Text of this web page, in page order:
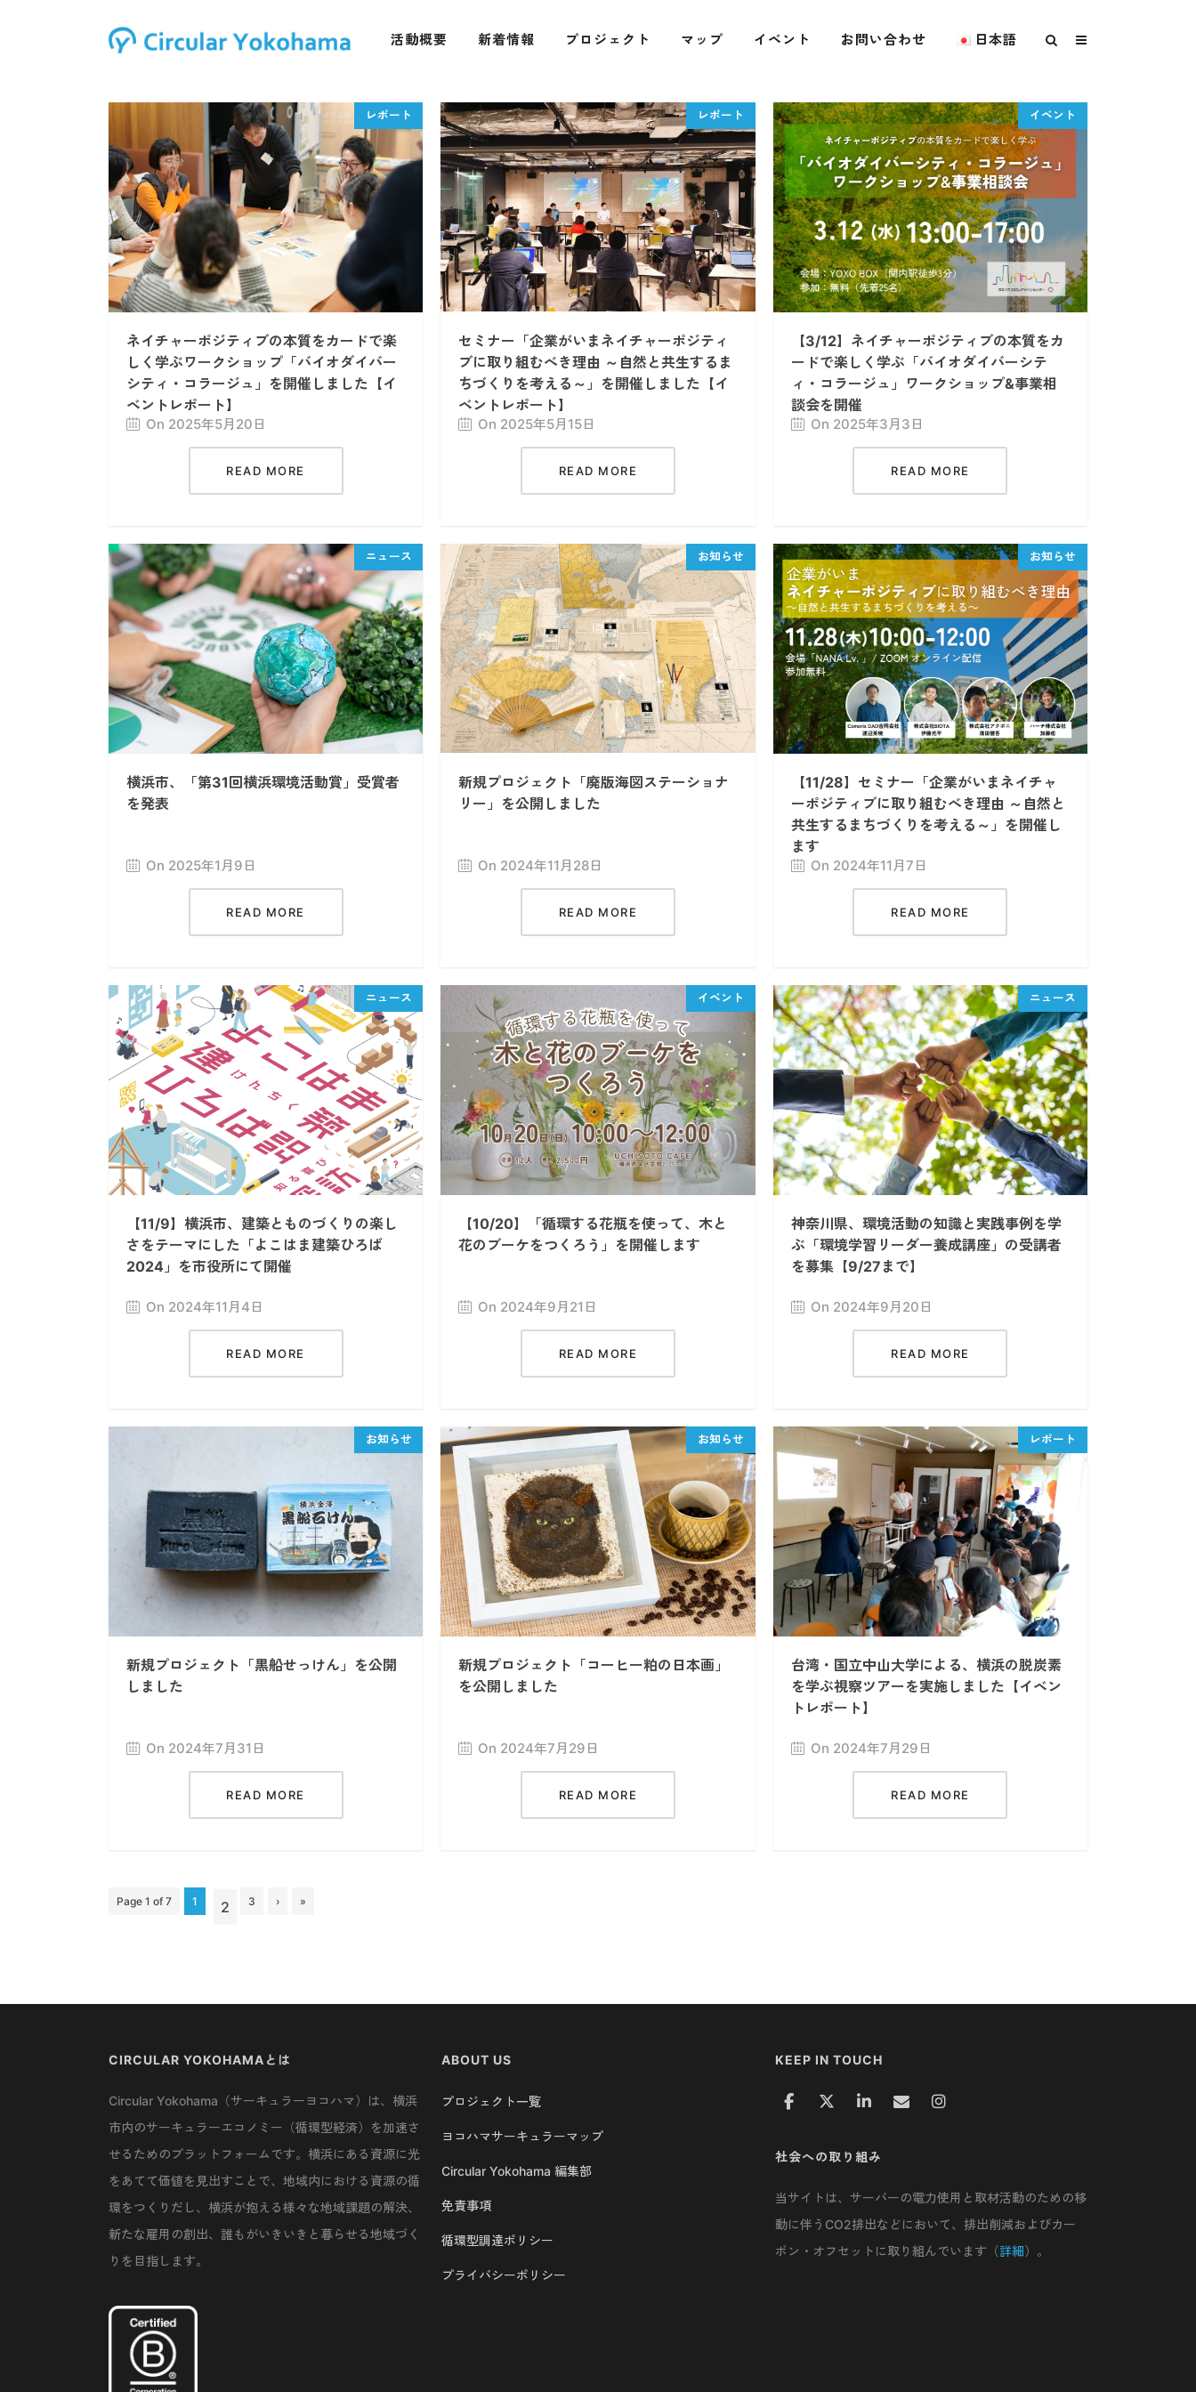
活動概要 新着情報 プロジェクト マップ イベント お問い合わせ 日本語
ネイチャーポジティブの本質をカードで楽
しく学ぶワークショップ「バイオダイバー
シティ・コラージュ」を開催しました【イ
ベントレポート】
On 2025年5月20日
READ MORE
セミナー「企業がいまネイチャーポジティ
ブに取り組むべき理由 ～自然と共生するま
ちづくりを考える～」を開催しました【イ
ベントレポート】
On 2025年5月15日
READ MORE
【3/12】ネイチャーポジティブの本質をカ
ードで楽しく学ぶ「バイオダイバーシテ
ィ・コラージュ」ワークショップ&事業相
談会を開催
On 2025年3月3日
READ MORE
横浜市、「第31回横浜環境活動賞」受賞者
を発表
On 2025年1月9日
READ MORE
新規プロジェクト「廃版海図ステーショナ
リー」を公開しました
On 2024年11月28日
READ MORE
【11/28】セミナー「企業がいまネイチャ
ーポジティブに取り組むべき理由 ～自然と
共生するまちづくりを考える～」を開催し
ます
On 2024年11月7日
READ MORE
【11/9】横浜市、建築とものづくりの楽し
さをテーマにした「よこはま建築ひろば
2024」を市役所にて開催
On 2024年11月4日
READ MORE
【10/20】「循環する花瓶を使って、木と
花のブーケをつくろう」を開催します
On 2024年9月21日
READ MORE
神奈川県、環境活動の知識と実践事例を学
ぶ「環境学習リーダー養成講座」の受講者
を募集【9/27まで】
On 2024年9月20日
READ MORE
新規プロジェクト「黒船せっけん」を公開
しました
On 2024年7月31日
READ MORE
新規プロジェクト「コーヒー粕の日本画」
を公開しました
On 2024年7月29日
READ MORE
台湾・国立中山大学による、横浜の脱炭素
を学ぶ視察ツアーを実施しました【イベン
トレポート】
On 2024年7月29日
READ MORE
Page 1 of 7 1 2 3 › »
CIRCULAR YOKOHAMAとは
Circular Yokohama（サーキュラーヨコハマ）は、横浜
市内のサーキュラーエコノミー（循環型経済）を加速さ
せるためのプラットフォームです。横浜にある資源に光
をあてて価値を見出すことで、地域内における資源の循
環をつくりだし、横浜が抱える様々な地域課題の解決、
新たな雇用の創出、誰もがいきいきと暮らせる地域づく
りを目指します。
ABOUT US
プロジェクト一覧
ヨコハマサーキュラーマップ
Circular Yokohama 編集部
免責事項
循環型調達ポリシー
プライバシーポリシー
KEEP IN TOUCH
社会への取り組み
当サイトは、サーバーの電力使用と取材活動のための移
動に伴うCO2排出などにおいて、排出削減およびカー
ボン・オフセットに取り組んでいます（詳細）。